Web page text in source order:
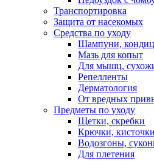
Транспортировка
Защита от насекомых
Средства по уходу
Шампуни,
Мазь для копыт
Для мышц,
Репелленты
Дерматология
От вредных
Предметы по уходу
Щетки, скребки
Крючки, кисточки
Водозгоны,
Для плетения